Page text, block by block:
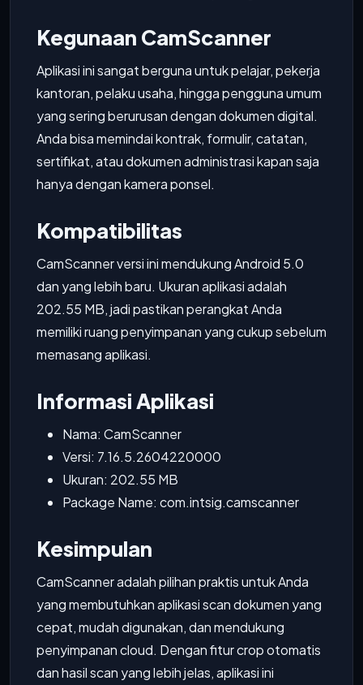
Kegunaan CamScanner
Aplikasi ini sangat berguna untuk pelajar, pekerja
kantoran, pelaku usaha, hingga pengguna umum
yang sering berurusan dengan dokumen digital.
Anda bisa memindai kontrak, formulir, catatan,
sertifikat, atau dokumen administrasi kapan saja
hanya dengan kamera ponsel.
Kompatibilitas
CamScanner versi ini mendukung Android 5.0
dan yang lebih baru. Ukuran aplikasi adalah
202.55 MB, jadi pastikan perangkat Anda
memiliki ruang penyimpanan yang cukup sebelum
memasang aplikasi.
Informasi Aplikasi
Nama: CamScanner
Versi: 7.16.5.2604220000
Ukuran: 202.55 MB
Package Name: com.intsig.camscanner
Kesimpulan
CamScanner adalah pilihan praktis untuk Anda
yang membutuhkan aplikasi scan dokumen yang
cepat, mudah digunakan, dan mendukung
penyimpanan cloud. Dengan fitur crop otomatis
dan hasil scan yang lebih jelas, aplikasi ini